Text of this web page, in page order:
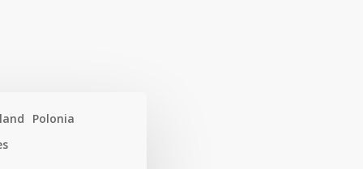
Polonia